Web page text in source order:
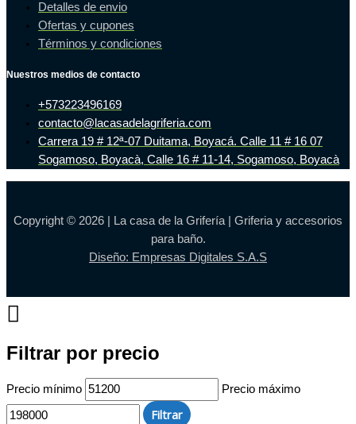
Detalles de envio
Ofertas y cupones
Términos y condiciones
Nuestros medios de contacto
+573223496169
contacto@lacasadelagriferia.com
Carrera 19 # 12ª-07 Duitama, Boyacá. Calle 11 # 16 07
Sogamoso, Boyacà, Calle 16 # 11-14, Sogamoso, Boyacà
Copyright © 2026 | La casa de la Grifería | Griferia y accesorios
para baño.
Diseño: Empresas Digitales S.A.S
Filtrar por precio
Precio mínimo Precio máximo
Filtrar